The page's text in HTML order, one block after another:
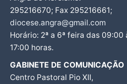
295216670; Fax 295216661;
diocese.angra@gmail.com
Horário: 2ª a 6ª feira das 09:00
17:00 horas.
GABINETE DE COMUNICAÇÃO
Centro Pastoral Pio XII,